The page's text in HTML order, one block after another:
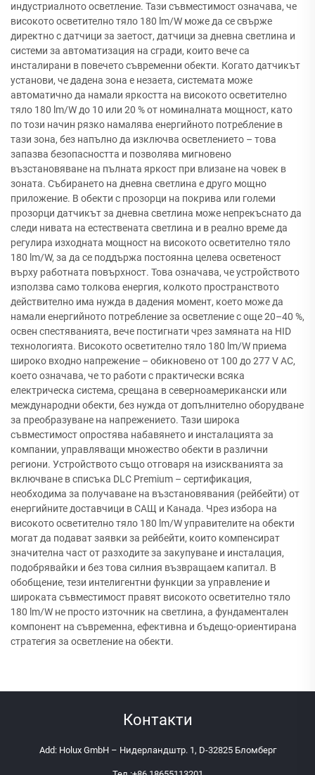
индустриалното осветление. Тази съвместимост означава, че
високото осветително тяло 180 lm/W може да се свърже
директно с датчици за заетост, датчици за дневна светлина и
системи за автоматизация на сгради, които вече са
инсталирани в повечето съвременни обекти. Когато датчикът
установи, че дадена зона е незаета, системата може
автоматично да намали яркостта на високото осветително
тяло 180 lm/W до 10 или 20 % от номиналната мощност, като
по този начин рязко намалява енергийното потребление в
тази зона, без напълно да изключва осветлението – това
запазва безопасността и позволява мигновено
възстановяване на пълната яркост при влизане на човек в
зоната. Събирането на дневна светлина е друго мощно
приложение. В обекти с прозорци на покрива или големи
прозорци датчикът за дневна светлина може непрекъснато да
следи нивата на естествената светлина и в реално време да
регулира изходната мощност на високото осветително тяло
180 lm/W, за да се поддържа постоянна целева осветеност
върху работната повърхност. Това означава, че устройството
използва само толкова енергия, колкото пространството
действително има нужда в дадения момент, което може да
намали енергийното потребление за осветление с още 20–40 %,
освен спестяванията, вече постигнати чрез замяната на HID
технологията. Високото осветително тяло 180 lm/W приема
широко входно напрежение – обикновено от 100 до 277 V AC,
което означава, че то работи с практически всяка
електрическа система, срещана в северноамерикански или
международни обекти, без нужда от допълнително оборудване
за преобразуване на напрежението. Тази широка
съвместимост опростява набавянето и инсталацията за
компании, управляващи множество обекти в различни
региони. Устройството също отговаря на изискванията за
включване в списъка DLC Premium – сертификация,
необходима за получаване на възстановявания (рейбейти) от
енергийните доставчици в САЩ и Канада. Чрез избора на
високото осветително тяло 180 lm/W управителите на обекти
могат да подават заявки за рейбейти, които компенсират
значителна част от разходите за закупуване и инсталация,
подобрявайки и без това силния възвращаем капитал. В
обобщение, тези интелигентни функции за управление и
широката съвместимост правят високото осветително тяло
180 lm/W не просто източник на светлина, а фундаментален
компонент на съвременна, ефективна и бъдещо-ориентирана
стратегия за осветление на обекти.
Контакти
Add: Holux GmbH – Нидерландштр. 1, D-32825 Бломберг